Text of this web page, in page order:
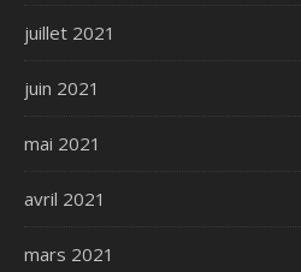
juillet 2021
juin 2021
mai 2021
avril 2021
mars 2021